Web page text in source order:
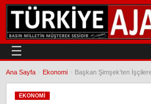
☰
Ana Sayfa Ekonomi Başkan Şimşek’ten
EKONOMI